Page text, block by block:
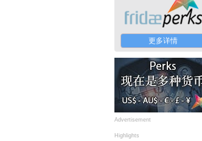
更多详情
Advertisement
Highlights